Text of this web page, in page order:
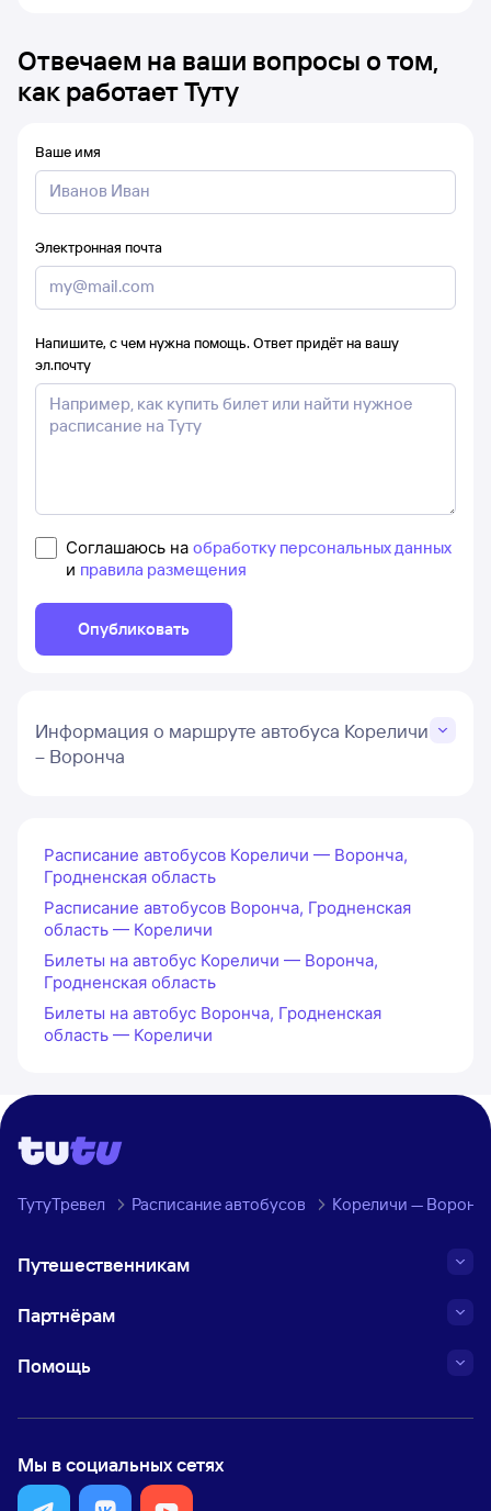
Отвечаем на ваши вопросы о том,
как работает Туту
Ваше имя
Электронная почта
Напишите, с чем нужна помощь. Ответ придёт на вашу
эл.почту
Соглашаюсь на обработку персональных данных
и правила размещения
Опубликовать
Информация о маршруте автобуса Кореличи
– Воронча
Расписание автобусов Кореличи — Воронча,
Гродненская область
Расписание автобусов Воронча, Гродненская
область — Кореличи
Билеты на автобус Кореличи — Воронча,
Гродненская область
Билеты на автобус Воронча, Гродненская
область — Кореличи
ТутуТревел Расписание автобусов Кореличи —
Путешественникам
Партнёрам
Помощь
Мы в социальных сетях